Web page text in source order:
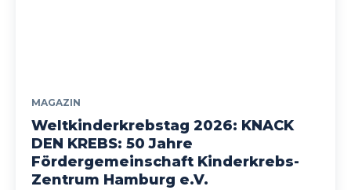
MAGAZIN
Weltkinderkrebstag 2026: KNACK
DEN KREBS: 50 Jahre
Fördergemeinschaft Kinderkrebs-
Zentrum Hamburg e.V.